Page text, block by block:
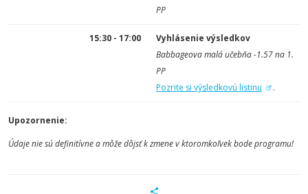
PP
15:30 - 17:00
Vyhlásenie výsledkov
Babbageova malá učebňa -1.57 na 1.
PP
Pozrite si výsledkovú listinu
.
Upozornenie:
Údaje nie sú definitívne a môže dôjsť k zmene v ktoromkoľvek bode programu!